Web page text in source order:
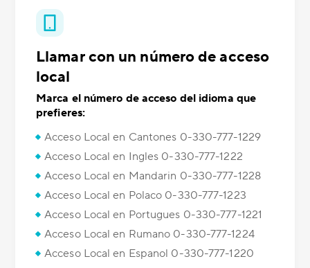
Llamar con un número de acceso
local
Marca el número de acceso del idioma que
prefieres:
Acceso Local en Cantones 0-330-777-1229
Acceso Local en Ingles 0-330-777-1222
Acceso Local en Mandarin 0-330-777-1228
Acceso Local en Polaco 0-330-777-1223
Acceso Local en Portugues 0-330-777-1221
Acceso Local en Rumano 0-330-777-1224
Acceso Local en Espanol 0-330-777-1220